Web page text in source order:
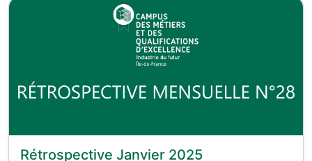
Rétrospective Janvier 2025